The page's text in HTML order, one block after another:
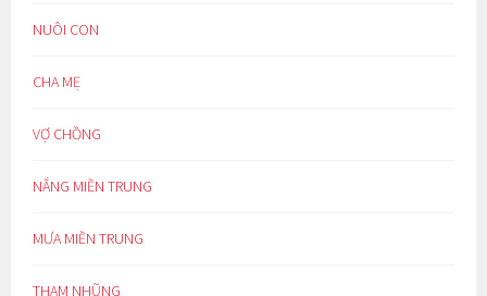
NUÔI CON
CHA MẸ
VỢ CHỒNG
NẮNG MIỀN TRUNG
MƯA MIỀN TRUNG
THAM NHŨNG